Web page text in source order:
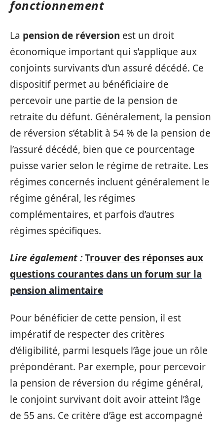
fonctionnement
La pension de réversion est un droit
économique important qui s’applique aux
conjoints survivants d’un assuré décédé. Ce
dispositif permet au bénéficiaire de
percevoir une partie de la pension de
retraite du défunt. Généralement, la pension
de réversion s’établit à 54 % de la pension de
l’assuré décédé, bien que ce pourcentage
puisse varier selon le régime de retraite. Les
régimes concernés incluent généralement le
régime général, les régimes
complémentaires, et parfois d’autres
régimes spécifiques.
Lire également :Trouver des réponses aux
questions courantes dans un forum sur la
pension alimentaire
Pour bénéficier de cette pension, il est
impératif de respecter des critères
d’éligibilité, parmi lesquels l’âge joue un rôle
prépondérant. Par exemple, pour percevoir
la pension de réversion du régime général,
le conjoint survivant doit avoir atteint l’âge
de 55 ans. Ce critère d’âge est accompagné